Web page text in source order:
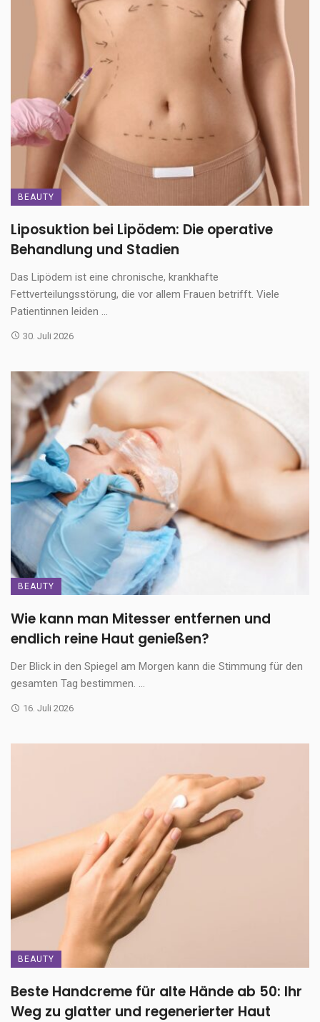
BEAUTY
Liposuktion bei Lipödem: Die operative
Behandlung und Stadien
Das Lipödem ist eine chronische, krankhafte
Fettverteilungsstörung, die vor allem Frauen betrifft. Viele
Patientinnen leiden ...
30. Juli 2026
BEAUTY
Wie kann man Mitesser entfernen und
endlich reine Haut genießen?
Der Blick in den Spiegel am Morgen kann die Stimmung für den
gesamten Tag bestimmen. ...
16. Juli 2026
BEAUTY
Beste Handcreme für alte Hände ab 50: Ihr
Weg zu glatter und regenerierter Haut